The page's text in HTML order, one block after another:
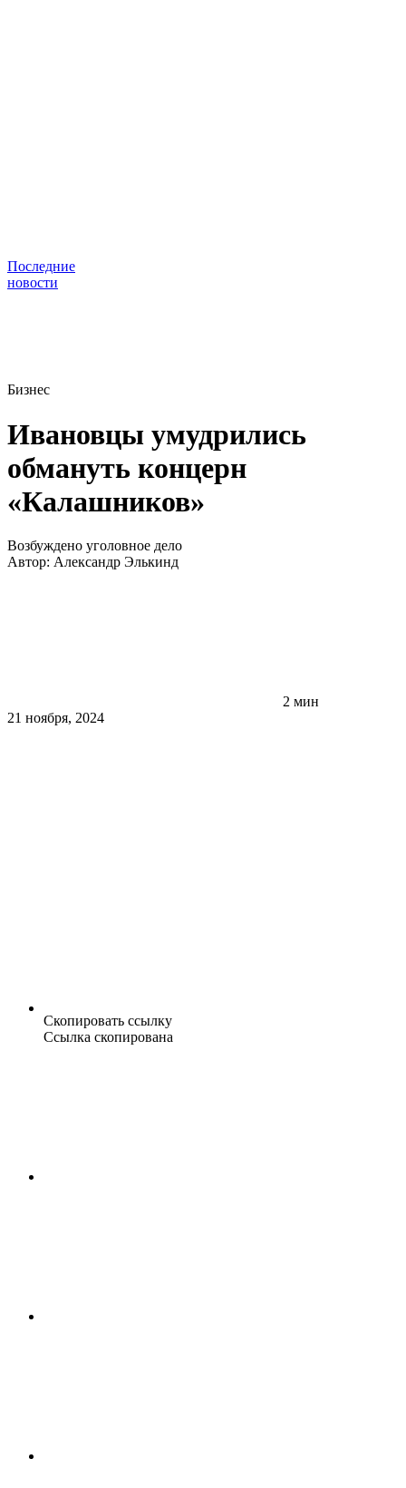
Последние
новости
Бизнес
Ивановцы умудрились
обмануть концерн
«Калашников»
Возбуждено уголовное дело
Автор: Александр Элькинд
2 мин
21 ноября, 2024
Скопировать ссылку
Ссылка скопирована